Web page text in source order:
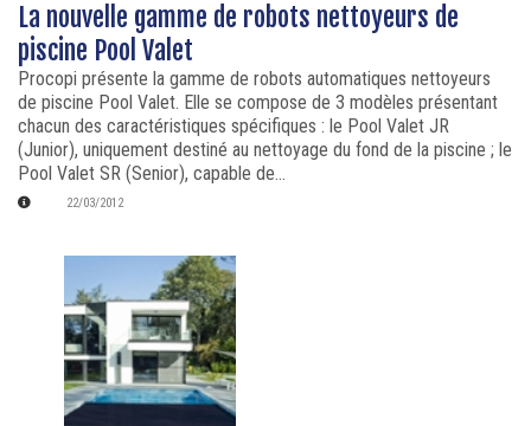
La nouvelle gamme de robots nettoyeurs de
piscine Pool Valet
Procopi présente la gamme de robots automatiques nettoyeurs
de piscine Pool Valet. Elle se compose de 3 modèles présentant
chacun des caractéristiques spécifiques : le Pool Valet JR
(Junior), uniquement destiné au nettoyage du fond de la piscine ; le
Pool Valet SR (Senior), capable de...
22/03/2012